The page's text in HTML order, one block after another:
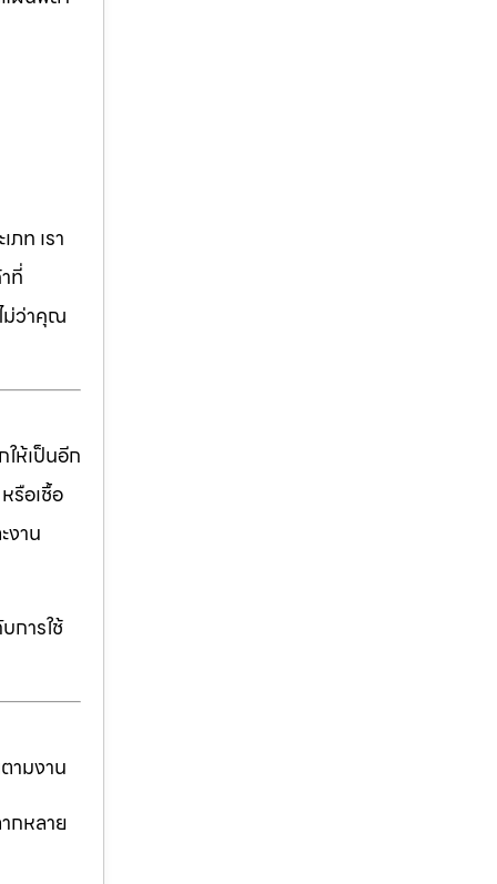
ท เรา
ที่
ม่ว่าคุณ
ห้เป็นอีก
รือเชื้อ
งาน
การใช้
ามงาน
กหลาย